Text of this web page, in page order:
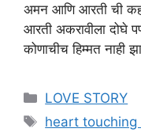
अमन आणि आरती ची
आरती अकरावीला दोघे
कोणाचीच हिम्मत नाही
Categories
LOVE STORY
Tags
heart